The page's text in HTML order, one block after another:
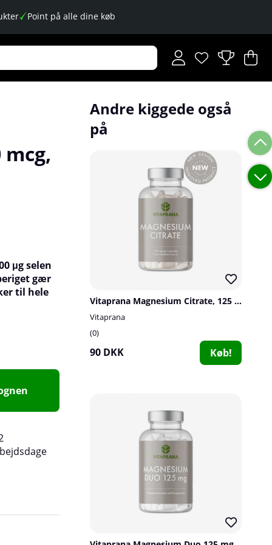
Point på alle dine køb
Ønskeliste
Antal på
.
.
μg selen
gær
til hele
Andre kiggede også
på
Vitaprana Magnesium Citrate, 125 mg, 100 caps
Vitaprana
0
90 DKK Køb!